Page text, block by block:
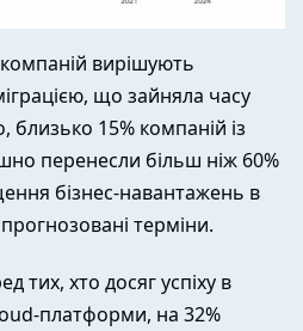
вирішують
що зайняла часу
близько 15% компаній із
перенесли більш ніж 60%
бізнес-навантажень в
терміни.
тих, хто досяг успіху в
платформи, на 32%